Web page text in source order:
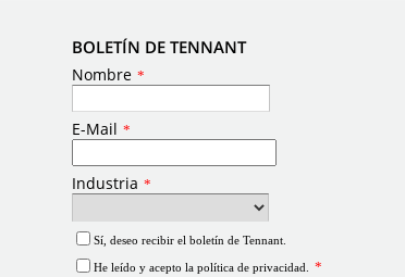
BOLETÍN DE TENNANT